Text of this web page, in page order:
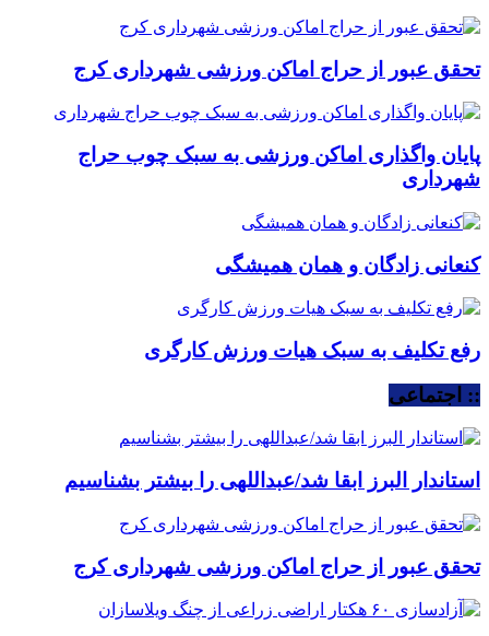
تحقق عبور از حراج اماکن ورزشی شهرداری کرج
پایان واگذاری اماکن ورزشی به سبک چوب حراج
شهرداری
کنعانی زادگان و همان همیشگی
رفع تکلیف به سبک هیات ورزش کارگری
:: اجتماعی
استاندار البرز ابقا شد/عبداللهی را بیشتر بشناسیم
تحقق عبور از حراج اماکن ورزشی شهرداری کرج